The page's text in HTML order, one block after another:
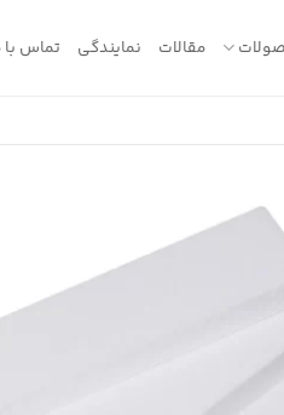
مقالات نمایندگی تماس با